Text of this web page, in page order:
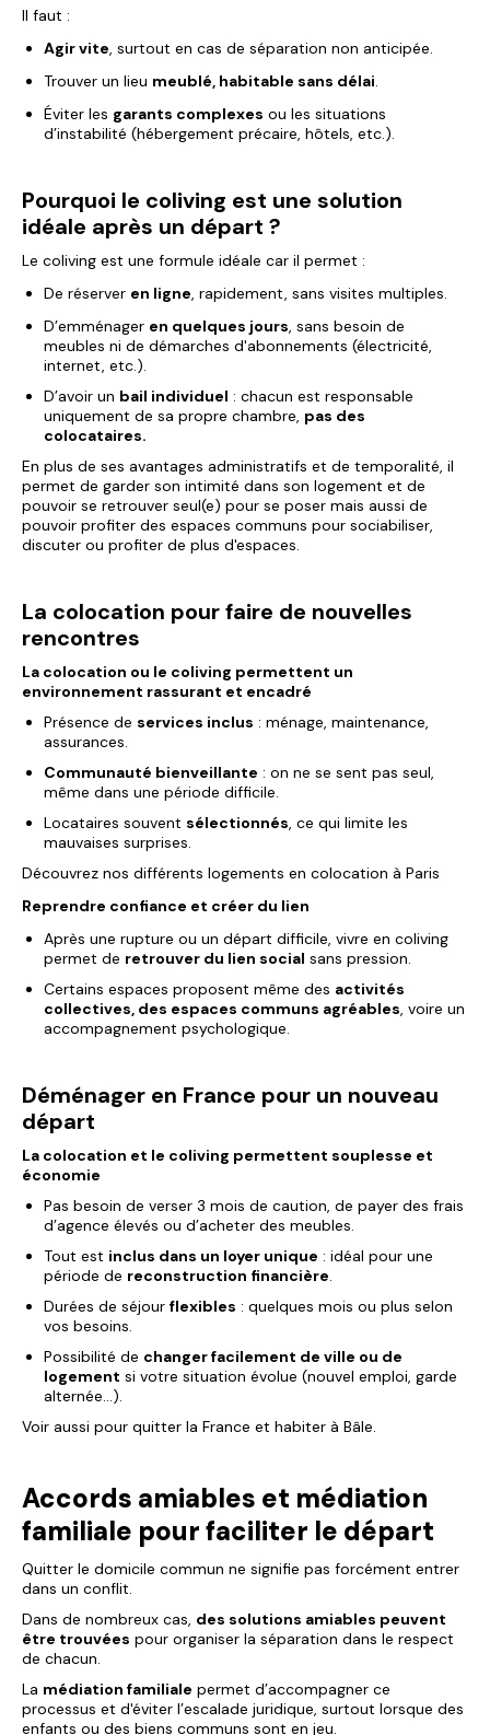
Il faut :
Agir vite, surtout en cas de séparation non anticipée.
Trouver un lieu meublé, habitable sans délai.
Éviter les garants complexes ou les situations
d’instabilité (hébergement précaire, hôtels, etc.).
Pourquoi le coliving est une solution
idéale après un départ ?
Le coliving est une formule idéale car il permet :
De réserver en ligne, rapidement, sans visites multiples.
D’emménager en quelques jours, sans besoin de
meubles ni de démarches d'abonnements (électricité,
internet, etc.).
D’avoir un bail individuel : chacun est responsable
uniquement de sa propre chambre, pas des
colocataires.
En plus de ses avantages administratifs et de temporalité, il
permet de garder son intimité dans son logement et de
pouvoir se retrouver seul(e) pour se poser mais aussi de
pouvoir profiter des espaces communs pour sociabiliser,
discuter ou profiter de plus d'espaces.
La colocation pour faire de nouvelles
rencontres
La colocation ou le coliving permettent un
environnement rassurant et encadré
Présence de services inclus : ménage, maintenance,
assurances.
Communauté bienveillante : on ne se sent pas seul,
même dans une période difficile.
Locataires souvent sélectionnés, ce qui limite les
mauvaises surprises.
Découvrez nos différents logements en colocation à Paris
Reprendre confiance et créer du lien
Après une rupture ou un départ difficile, vivre en coliving
permet de retrouver du lien social sans pression.
Certains espaces proposent même des activités
collectives, des espaces communs agréables, voire un
accompagnement psychologique.
Déménager en France pour un nouveau
départ
La colocation et le coliving permettent souplesse et
économie
Pas besoin de verser 3 mois de caution, de payer des frais
d’agence élevés ou d’acheter des meubles.
Tout est inclus dans un loyer unique : idéal pour une
période de reconstruction financière.
Durées de séjour flexibles : quelques mois ou plus selon
vos besoins.
Possibilité de changer facilement de ville ou de
logement si votre situation évolue (nouvel emploi, garde
alternée…).
Voir aussi pour quitter la France et habiter à Bâle.
Accords amiables et médiation
familiale pour faciliter le départ
Quitter le domicile commun ne signifie pas forcément entrer
dans un conflit.
Dans de nombreux cas, des solutions amiables peuvent
être trouvées pour organiser la séparation dans le respect
de chacun.
La médiation familiale permet d’accompagner ce
processus et d'éviter l’escalade juridique, surtout lorsque des
enfants ou des biens communs sont en jeu.